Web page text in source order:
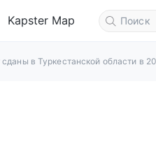
Kapster Map
в Туркестанской области в